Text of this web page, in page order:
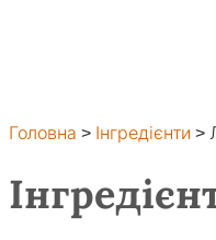
Головна > Інгредієнти >